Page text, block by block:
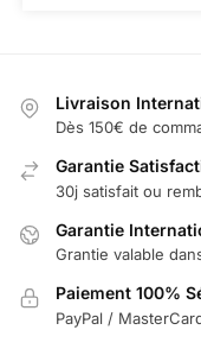
Livraison
Dès 150€ de
Garantie
30j satisfait ou
Garantie
Grantie valable
Paiement 100%
PayPal /